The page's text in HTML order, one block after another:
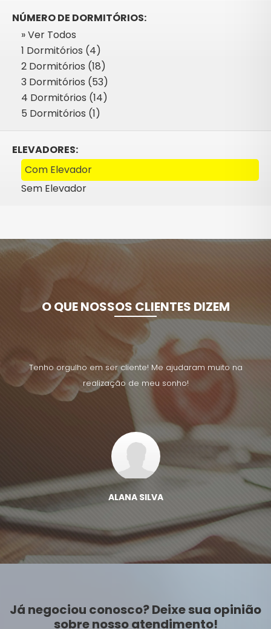
NÚMERO DE DORMITÓRIOS:
» Ver Todos
1 Dormitórios (4)
2 Dormitórios (18)
3 Dormitórios (53)
4 Dormitórios (14)
5 Dormitórios (1)
ELEVADORES:
Com Elevador
Sem Elevador
O QUE NOSSOS CLIENTES DIZEM
Tenho orgulho em ser cliente! Me ajudaram muito na
realização de meu sonho!
ALANA SILVA
Já negociou conosco? Deixe sua opinião
sobre nosso atendimento!